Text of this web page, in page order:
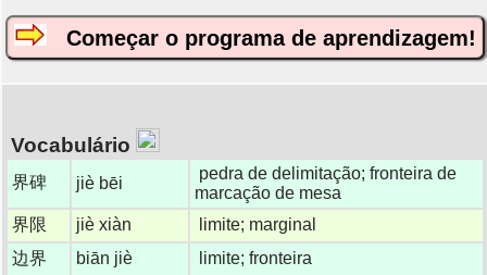
Começar o programa de aprendizagem!
Vocabulário
界碑 jiè bēi
pedra de delimitação; fronteira de
marcação de mesa
界限
jiè xiàn
limite; marginal
边界
biān jiè limite; fronteira